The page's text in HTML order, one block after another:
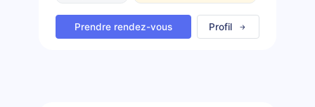
Prendre rendez-vous Profil